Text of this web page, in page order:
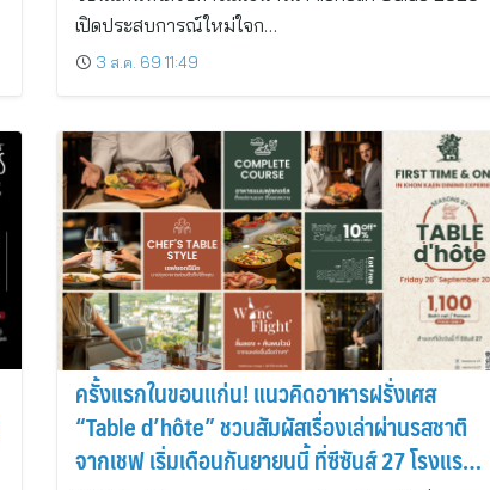
เปิดประสบการณ์ใหม่ใจก…
3 ส.ค. 69 11:49
ครั้งแรกในขอนแก่น! แนวคิดอาหารฝรั่งเศส
“Table d’hôte” ชวนสัมผัสเรื่องเล่าผ่านรสชาติ
จากเชฟ เริ่มเดือนกันยายนนี้ ที่ซีซันส์ 27 โรงแรม